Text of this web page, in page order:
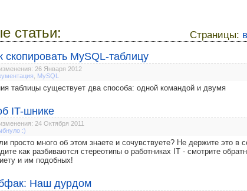
Страницы:
статьи:
скопировать MySQL-таблицу
26 Января 2012
MySQL
таблицы существует два способа: одной командой и двумя
IT-шнике
24 Октября 2011
:)
просто много об этом знаете и сочувствуете? Не держите это в
как разбиваются стереотипы о работниках IT - смотрите
и им подобных!
Наш дурдом